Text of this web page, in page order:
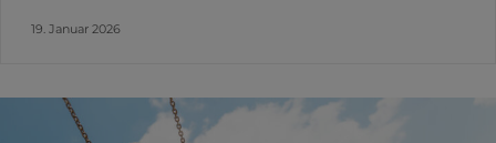
19. Januar 2026